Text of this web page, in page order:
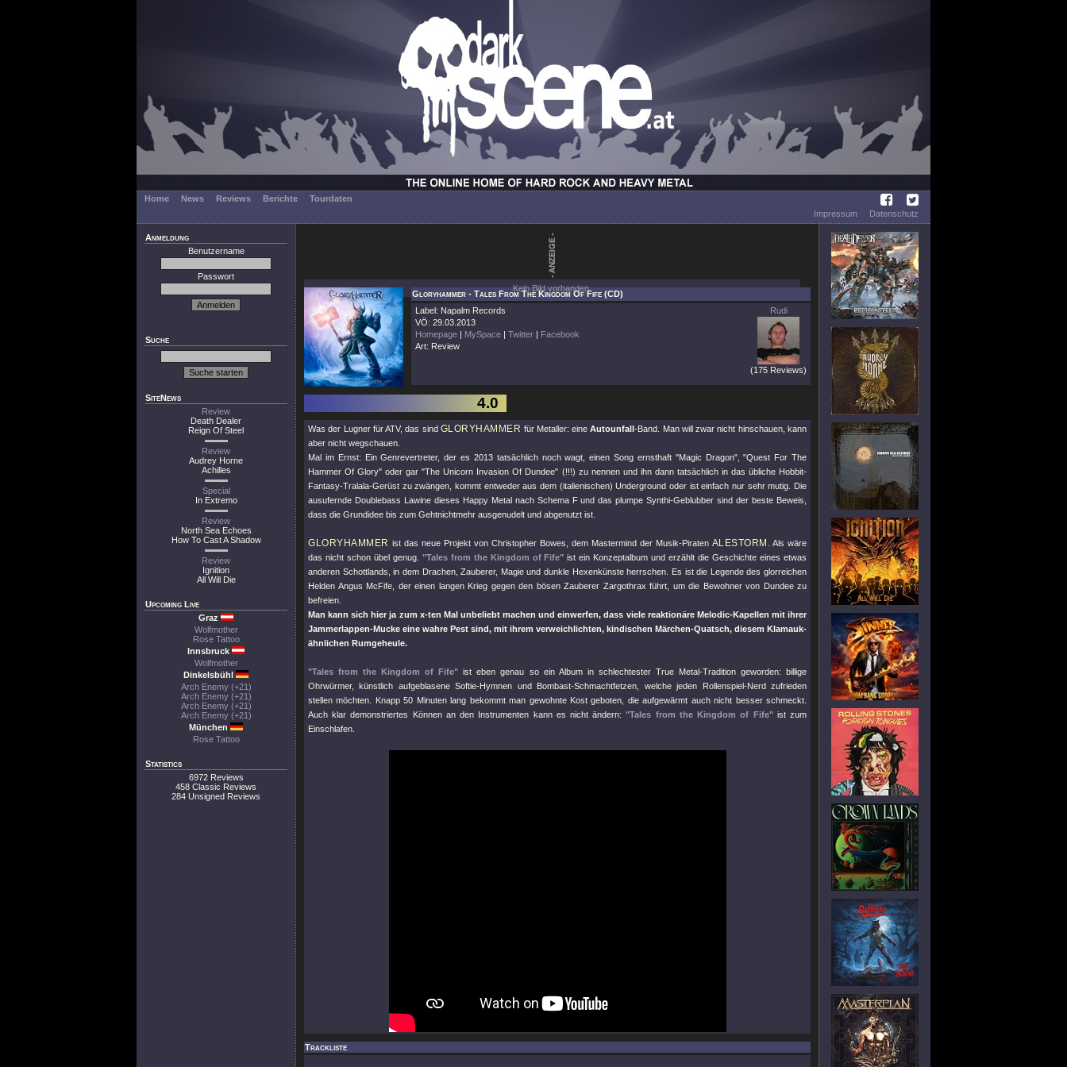
Home News Reviews Berichte
Tourdaten
Impressum
Datenschutz
Anmeldung
Benutzername
Passwort
Suche
SiteNews
Review
Death Dealer
Reign Of Steel
Review
Audrey Horne
Achilles
Special
In Extremo
Review
North Sea Echoes
How To Cast A Shadow
Review
Ignition
All Will Die
Upcoming Live
Graz
Wolfmother
Rose Tattoo
Innsbruck
Wolfmother
Dinkelsbühl
Arch Enemy (+21)
Arch Enemy (+21)
Arch Enemy (+21)
Arch Enemy (+21)
München
Rose Tattoo
Statistics
6972 Reviews
458 Classic Reviews
284 Unsigned Reviews
Kein Bild vorhanden.
Gloryhammer - Tales From The Kingdom Of Fife (CD)
Label: Napalm Records
VÖ: 29.03.2013
Homepage | MySpace | Twitter | Facebook
Art: Review
Rudi
(175 Reviews)
4.0
Was der Lugner für ATV, das sind GLORYHAMMER für Metaller: eineAutounfall-Band. Man will zwar nicht hinschauen, kann
aber nicht wegschauen.
Mal im Ernst: Ein Genrevertreter, der es 2013 tatsächlich noch wagt, einen Song ernsthaft "Magic Dragon","Quest For The
Hammer Of Glory" oder gar"The Unicorn Invasion Of Dundee" (!!!) zu nennen und ihn dann tatsächlich in das übliche Hobbit-
Fantasy-Tralala-Gerüst zu zwängen, kommt entweder aus dem (italienischen) Underground oder ist einfach nur sehr mutig. Die
ausufernde Doublebass Lawine dieses Happy Metal nach Schema F und das plumpe Synthi-Geblubber sind der beste Beweis,
dass die Grundidee bis zum Gehtnichtmehr ausgenudelt und abgenutzt ist.
GLORYHAMMER ist das neue Projekt von Christopher Bowes, dem Mastermind der Musik-Piraten ALESTORM
. Als wäre
das nicht schon übel genug. "Tales from the Kingdom of Fife" ist ein Konzeptalbum und erzählt die Geschichte eines etwas
anderen Schottlands, in dem Drachen, Zauberer, Magie und dunkle Hexenkünste herrschen. Es ist die Legende des glorreichen
Helden Angus McFife, der einen langen Krieg gegen den bösen Zauberer Zargothrax führt, um die Bewohner von Dundee zu
befreien.
Man kann sich hier ja zum x-ten Mal unbeliebt machen und einwerfen, dass viele reaktionäre Melodic-Kapellen mit ihrer
Jammerlappen-Mucke eine wahre Pest sind, mit ihrem verweichlichten, kindischen Märchen-Quatsch, diesem Klamauk-
ähnlichen Rumgeheule.
"Tales from the Kingdom of Fife" ist eben genau so ein Album in schlechtester True Metal-Tradition geworden: billige
Ohrwürmer, künstlich aufgeblasene Softie-Hymnen und Bombast-Schmachtfetzen, welche jeden Rollenspiel-Nerd zufrieden
stellen möchten. Knapp 50 Minuten lang bekommt man gewohnte Kost geboten, die aufgewärmt auch nicht besser schmeckt.
Auch klar demonstriertes Können an den Instrumenten kann es nicht ändern:"Tales from the Kingdom of Fife"ist zum
Einschlafen.
Trackliste